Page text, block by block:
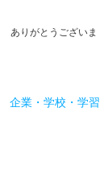
ありがとうございま
企業・学校・学習